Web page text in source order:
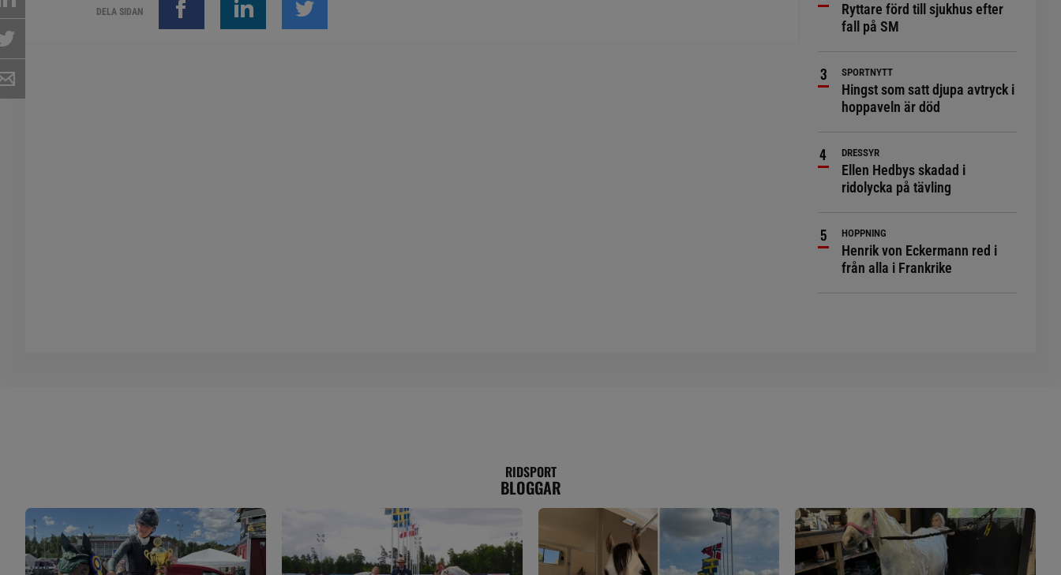
DELA SIDAN
Ryttare förd till sjukhus efter
fall på SM
SPORTNYTT
Hingst som satt djupa avtryck i
hoppaveln är död
DRESSYR
Ellen Hedbys skadad i
ridolycka på tävling
HOPPNING
Henrik von Eckermann red i
från alla i Frankrike
RIDSPORT
BLOGGAR